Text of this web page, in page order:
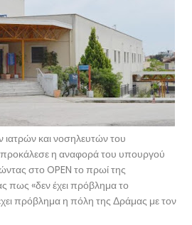
ιατρών και νοσηλευτών του
η αναφορά του υπουργού
στο OPEN το πρωί της
πως «δεν έχει πρόβλημα το
πρόβλημα η πόλη της Δράμας με τον